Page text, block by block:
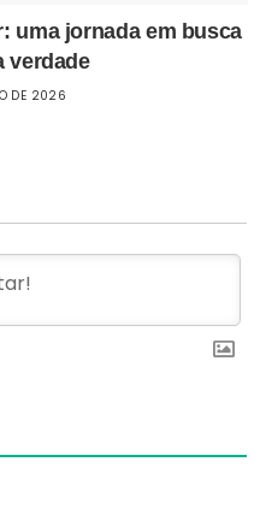
uma jornada em busca
verdade
DE 2026